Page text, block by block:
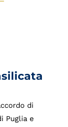
di
Puglia e